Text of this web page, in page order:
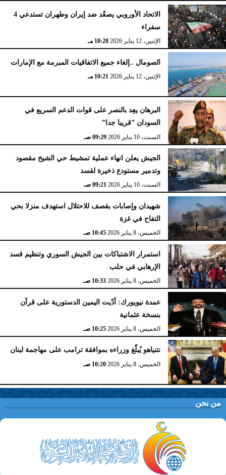
الاتحاد الأوروبي يصعّد ضد إيران وطهران تستدعي 4
سفراء
الإثنين، 12 يناير 2026 10:28 مـ
الصومال ..إلغاء جميع الاتفاقيات المبرمة مع الإمارات
الإثنين، 12 يناير 2026 10:21 مـ
البرهان يعِد بالنصر على قوات الدعم السريع في
السودان ”قريبا جدا”
السبت، 10 يناير 2026 09:29 صـ
الجيش يعلن انهاء عملية تمشيط حي الشيخ مقصود
وتدمير مستودع ذخيرة لقسد
السبت، 10 يناير 2026 09:21 صـ
شهيدان وإصابات بقصف للاحتلال استهدف منزلا بحي
التفاح في غزة
الخميس، 8 يناير 2026 10:45 صـ
استمرار الاشتباكات بين الجيش السوري وتنظيم قسد
الإرهابي في حلب
الخميس، 8 يناير 2026 10:33 صـ
عمدة نيويورك: أدّيت اليمين الدستورية على قرآن
بنسخة عثمانية
الخميس، 8 يناير 2026 10:25 صـ
نتنياهو يُبلّغ وزراءه بموافقة ترامب على مهاجمة لبنان
الخميس، 8 يناير 2026 10:20 صـ
من نحن